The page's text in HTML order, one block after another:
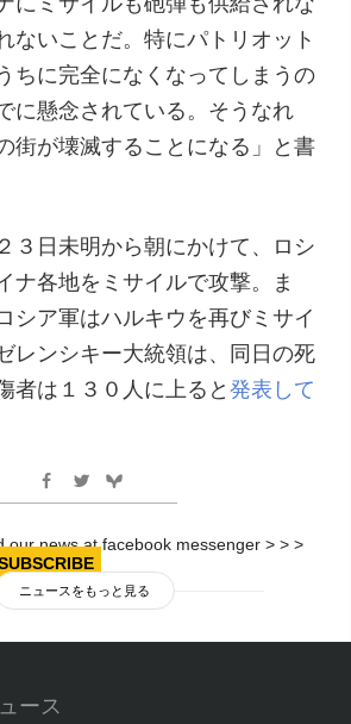
ないことだ。特にパトリオット
ちに完全になくなってしまうの
に懸念されている。そうなれ
街が壊滅することになる」と書
３日未明から朝にかけて、ロシ
ナ各地をミサイルで攻撃。ま
シア軍はハルキウを再びミサイ
レンシキー大統領は、同日の死
者は１３０人に上ると発表して
our news at facebook messenger > > >
ニュースをもっと見る
ース